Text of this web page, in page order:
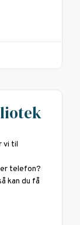
vi til
telefon?
kan du få